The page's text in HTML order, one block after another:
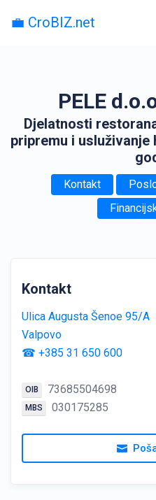
💼 CroBIZ.net
PELE
Djelatnosti
pripremu i usluživanje
Kontakt
Kontakt
Ulica Augusta Šenoe 95/A
Valpovo
☎ +385 31 650 600
OIB 73685504698
MBS 030175285